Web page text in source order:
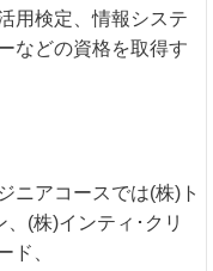
用検定、情報システ
などの資格を取得す
ニアコースでは(株)ト
(株)インティ･クリ
ド、